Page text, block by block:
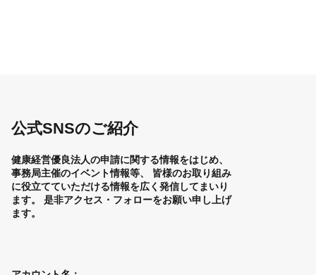
公式SNSのご紹介
健康経営優良法人の申請に関する情報をはじめ、
事務局主催のイベント情報等、
皆様のお取り組み
に役立てていただける情報を広く発信してまいり
ます。
是非アクセス・フォローをお願い申し上げ
ます。